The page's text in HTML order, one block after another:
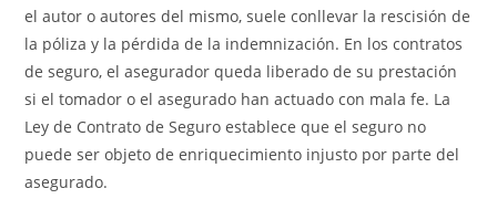
el autor o autores del mismo, suele conllevar la rescisión de
la póliza y la pérdida de la indemnización. En los contratos
de seguro, el asegurador queda liberado de su prestación
si el tomador o el asegurado han actuado con mala fe. La
Ley de Contrato de Seguro establece que el seguro no
puede ser objeto de enriquecimiento injusto por parte del
asegurado.